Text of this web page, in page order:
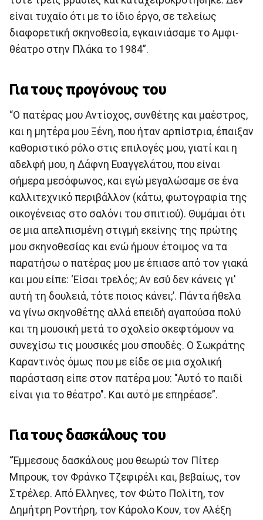
είναι τυχαίο ότι με το ίδιο έργο, σε τελείως
διαφορετική σκηνοθεσία, εγκαινιάσαμε το Αμφι-
θέατρο στην Πλάκα το 1984”.
Για τους προγόνους του
“Ο πατέρας μου Αντίοχος, συνθέτης και μαέστρος,
και η μητέρα μου Ξένη, που ήταν αρπίστρια, έπαιξαν
καθοριστικό ρόλο στις επιλογές μου, γιατί και η
αδελφή μου, η Δάφνη Ευαγγελάτου, που είναι
σήμερα μεσόφωνος, και εγώ μεγαλώσαμε σε ένα
καλλιτεχνικό περιβάλλον (κάτω, φωτογραφία της
οικογένειας στο σαλόνι του σπιτιού). Θυμάμαι ότι
σε μια απελπισμένη στιγμή εκείνης της πρώτης
μου σκηνοθεσίας και ενώ ήμουν έτοιμος να τα
παρατήσω ο πατέρας μου με έπιασε από τον γιακά
και μου είπε: ‘Είσαι τρελός; Αν εσύ δεν κάνεις γι'
αυτή τη δουλειά, τότε ποιος κάνει;’. Πάντα ήθελα
να γίνω σκηνοθέτης αλλά επειδή αγαπούσα πολύ
και τη μουσική μετά το σχολείο σκεφτόμουν να
συνεχίσω τις μουσικές μου σπουδές. Ο Σωκράτης
Καραντινός όμως που με είδε σε μια σχολική
παράσταση είπε στον πατέρα μου: "Αυτό το παιδί
είναι για το θέατρο". Και αυτό με επηρέασε”.
Για τους δασκάλους του
“Έμμεσους δασκάλους μου θεωρώ τον Πίτερ
Μπρουκ, τον Φράνκο Τζεφιρέλι και, βεβαίως, τον
Στρέλερ. Από Ελληνες, τον Φώτο Πολίτη, τον
Δημήτρη Ροντήρη, τον Κάρολο Κουν, τον Αλέξη